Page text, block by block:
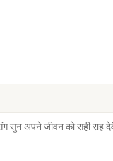
सुन अपने जीवन को सही राह